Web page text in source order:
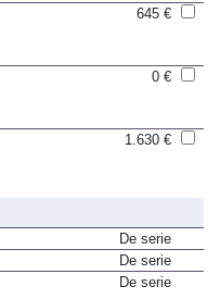
De serie
De serie